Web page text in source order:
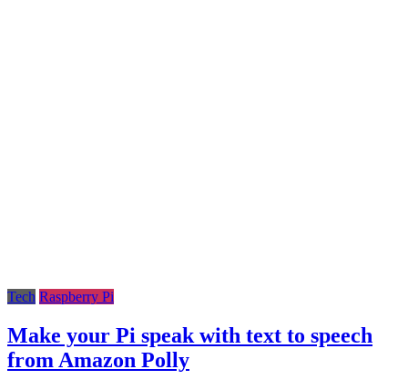
Tech Raspberry Pi
Make your Pi speak with text to speech
from Amazon Polly